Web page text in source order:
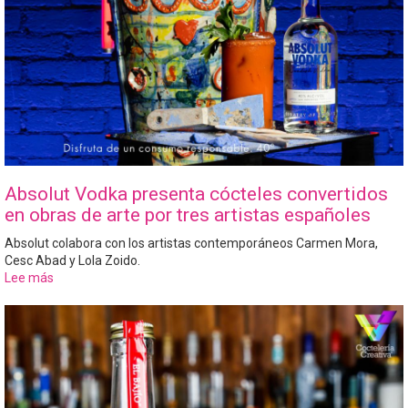
Absolut Vodka presenta cócteles convertidos
en obras de arte por tres artistas españoles
Absolut colabora con los artistas contemporáneos Carmen Mora,
Cesc Abad y Lola Zoido.
Lee más
cócteles
convertidos
en
obras